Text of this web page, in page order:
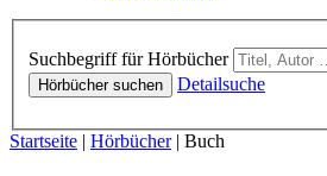
Suchbegriff für Hörbücher
Hörbücher suchen Detailsuche
Sie sind hier:
Startseite | Hörbücher| Buch